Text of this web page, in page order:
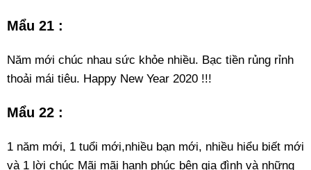
Mẩu 21 :
Năm mới chúc nhau sức khỏe nhiều. Bạc tiền rủng rỉnh
thoải mái tiêu. Happy New Year 2020 !!!
Mẩu 22 :
1 năm mới, 1 tuổi mới,nhiều bạn mới, nhiều hiểu biết mới
và 1 lời chúc Mãi mãi hạnh phúc bên gia đình và những